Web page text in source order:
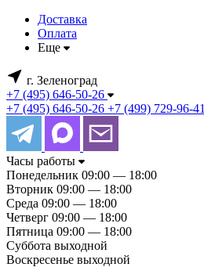
Доставка
Оплата
Еще
г. Зеленоград
+7 (495) 646-50-26
+7 (495) 646-50-26 +7 (499) 729-96-41
Часы работы
Понедельник 09:00 — 18:00
Вторник 09:00 — 18:00
Среда 09:00 — 18:00
Четверг 09:00 — 18:00
Пятница 09:00 — 18:00
Суббота выходной
Воскресенье выходной